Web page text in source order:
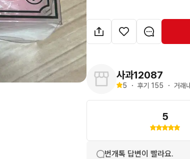
사과12087
5 ・ 후기 155 ・ 거래
5
번개톡 답변이 빨라요.